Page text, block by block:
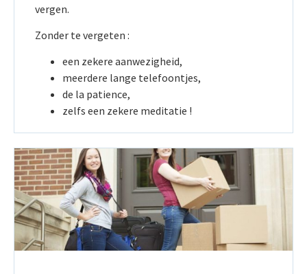
vergen.
Zonder te vergeten :
een zekere aanwezigheid,
meerdere lange telefoontjes,
de la patience,
zelfs een zekere meditatie !